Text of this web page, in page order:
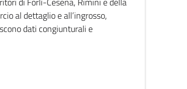
al dettaglio e all’ingrosso,
dati congiunturali e